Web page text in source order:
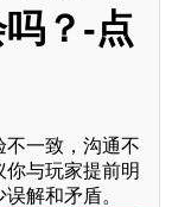
？-点
不一致，沟通不
与玩家提前明
解和矛盾。